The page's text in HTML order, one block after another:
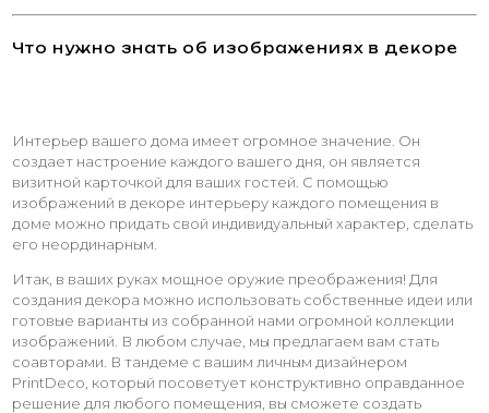
Что нужно знать об изображениях в декоре
Интерьер вашего дома имеет огромное значение. Он
создает настроение каждого вашего дня, он является
визитной карточкой для ваших гостей. С помощью
изображений в декоре интерьеру каждого помещения в
доме можно придать свой индивидуальный характер, сделать
его неординарным.
Итак, в ваших руках мощное оружие преображения! Для
создания декора можно использовать собственные идеи или
готовые варианты из собранной нами огромной коллекции
изображений. В любом случае, мы предлагаем вам стать
соавторами. В тандеме с вашим личным дизайнером
PrintDeco, который посоветует конструктивно оправданное
решение для любого помещения, вы сможете создать